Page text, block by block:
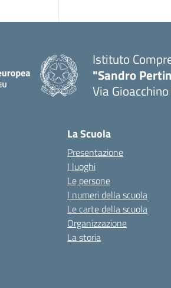
Istituto
"Sandro
Via
La Scuola
Presentazione
I luoghi
Le persone
I numeri della scuola
Le carte della scuola
Organizzazione
La storia